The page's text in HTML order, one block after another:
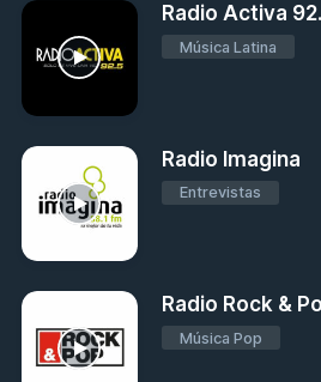
Radio Activa
Música Latina
Radio Imagina
Entrevistas
Radio Rock &
Música Pop